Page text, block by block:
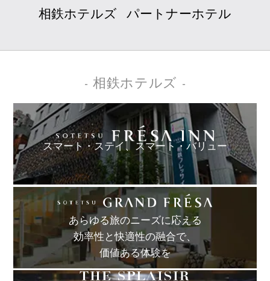
相鉄ホテルズ パートナーホテル
- 相鉄ホテルズ -
スマート・ステイ、 スマート・バリュー
あらゆる旅のニーズに応える
効率性と快適性の融合で、
価値ある体験を